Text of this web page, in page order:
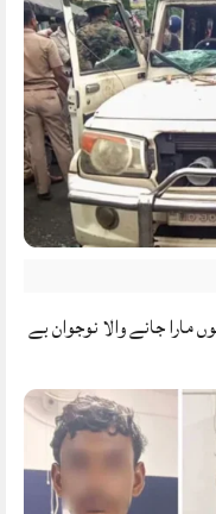
مارا جانے والا نوجوان بے